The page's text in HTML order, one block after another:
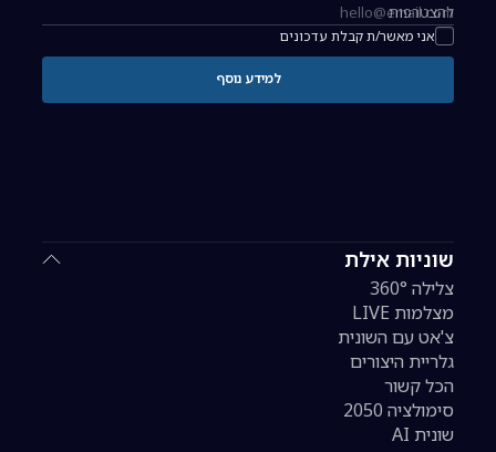
שוניות אילת
צלילה 360°
מצלמות LIVE
צ'אט עם השונית
גלריית היצורים
הכל קשור
סימולציה 2050
שונית AI
כתובת אימייל להרשמה לניוזלטר
אני מאשר/ת קבלת עדכונים
להצטרפות
למידע נוסף